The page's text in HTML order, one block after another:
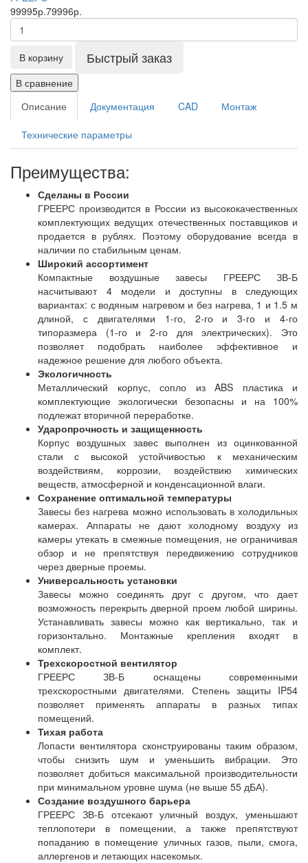
99995р.79996р.
В корзину Быстрый заказ
В сравнение
Описание
Документация CAD Монтаж
Технические параметры
Преимущества:
Сделаны в России
ГРЕЕРС производится в России из высококачественных
комплектующих ведущих отечественных поставщиков и
продается в рублях. Поэтому оборудование всегда в
наличии по стабильным ценам.
Широкий ассортимент
Компактные воздушные завесы ГРЕЕРС ЗВ-Б
насчитывают 4 модели и доступны в следующих
вариантах: с водяным нагревом и без нагрева, 1 и 1.5 м
длиной, с двигателями 1-го, 2-го и 3-го и 4-го
типоразмера (1-го и 2-го для электрических). Это
позволяет подобрать наиболее эффективное и
надежное решение для любого объекта.
Экологичность
Металлический корпус, сопло из ABS пластика и
комплектующие экологически безопасны и на 100%
подлежат вторичной переработке.
Ударопрочность и защищенность
Корпус воздушных завес выполнен из оцинкованной
стали с высокой устойчивостью к механическим
воздействиям, коррозии, воздействию химических
веществ, атмосферной и конденсационной влаги.
Сохранение оптимальной температуры
Завесы без нагрева можно использовать в холодильных
камерах. Аппараты не дают холодному воздуху из
камеры утекать в смежные помещения, не ограничивая
обзор и не препятствуя передвижению сотрудников
через дверные проемы.
Универсальность установки
Завесы можно соединять друг с другом, что дает
возможность перекрыть дверной проем любой ширины.
Устанавливать завесы можно как вертикально, так и
горизонтально. Монтажные крепления входят в
комплект.
Трехскоростной вентилятор
ГРЕЕРС ЗВ-Б оснащены современными
трехскоростными двигателями. Степень защиты IP54
позволяет применять аппараты в разных типах
помещений.
Тихая работа
Лопасти вентилятора сконструированы таким образом,
чтобы снизить шум и уменьшить вибрации. Это
позволяет добиться максимальной производительности
при минимальном уровне шума (не выше 55 дБА).
Создание воздушного барьера
ГРЕЕРС ЗВ-Б отсекают уличный воздух, уменьшают
теплопотери в помещении, а также препятствуют
попаданию в помещение уличных газов, пыли, смога,
аллергенов и летающих насекомых.